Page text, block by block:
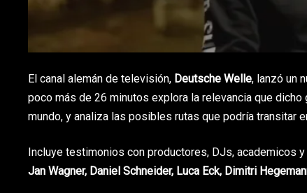
El canal alemán de televisión, Deutsche Welle, lanzó un
poco más de 26 minutos explora la relevancia que
mundo, y analiza las posibles rutas que podría transitar
Incluye testimonios con productores, DJs, academicos
Jan Wagner, Daniel Schneider, Luca Eck, Dimitri